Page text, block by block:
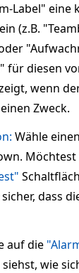
Label" eine
(z.B.
für diesen
wenn
Zweck.
Wähle
dass
auf die
wie